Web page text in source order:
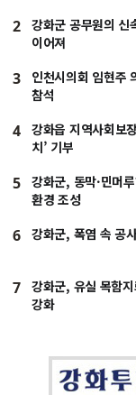
2
강화군 공무원의 신
이어져
3
인천시의회 임현주
참석
4
강화읍 지역사회보
치’ 기부
5
강화군, 동막·민머
환경 조성
6 강화군, 폭염 속 공
7
강화군, 유실 목함
강화